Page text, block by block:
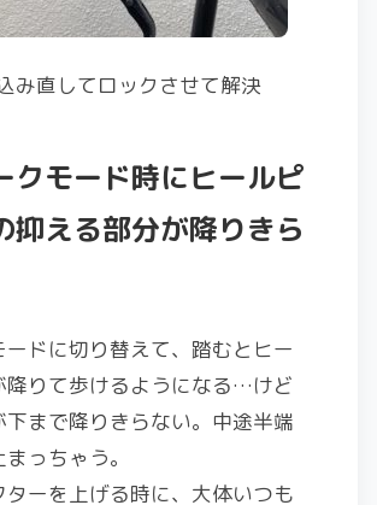
み直してロックさせて解決
クモード時にヒールピ
抑える部分が降りきら
ードに切り替えて、踏むとヒー
降りて歩けるようになる…けど
下まで降りきらない。中途半端
っちゃう。
ターを上げる時に、大体いつも